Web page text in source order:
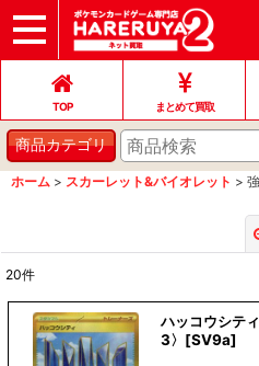
TOP
まとめて買取
ハレツー通販サイト
ヘルプ
お問い合わせ
TOP まとめて買取
商品カテゴリ
ホーム > スカーレット&バイオレット >
並び順:
20件
ハッコウシテ
3〉[SV9a]